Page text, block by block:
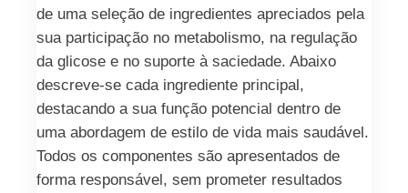
de uma seleção de ingredientes apreciados pela
sua participação no metabolismo, na regulação
da glicose e no suporte à saciedade. Abaixo
descreve-se cada ingrediente principal,
destacando a sua função potencial dentro de
uma abordagem de estilo de vida mais saudável.
Todos os componentes são apresentados de
forma responsável, sem prometer resultados